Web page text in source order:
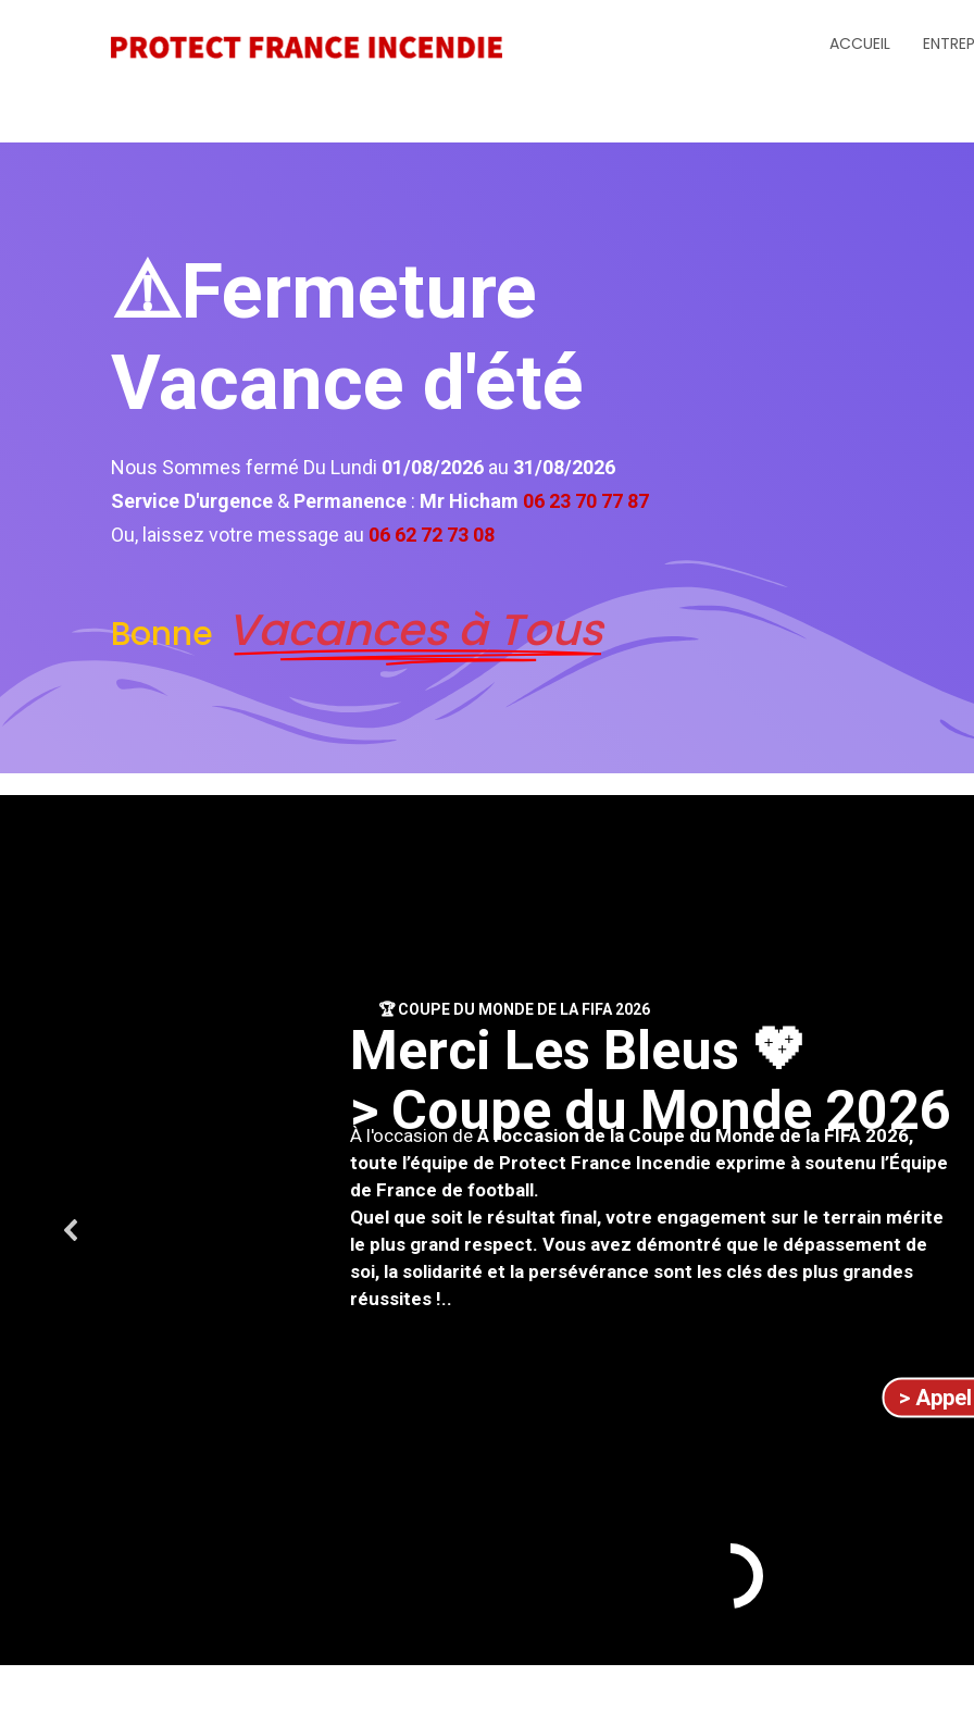
ACCUEIL
⚠️Fermeture
Vacance d'été
Nous Sommes fermé Du Lundi 01/08/2026 au 31/08/2026
Service D'urgence & Permanence : Mr Hicham 06 23 70 77 87
Ou, laissez votre message au 06 62 72 73 08
Bonne Vacances à Tous
>
À l'occasion deÀ l’occasion de la Coupe du Monde de la FIFA 2026,
toute l’équipe de Protect France Incendie exprime à soutenu l’Équipe
de France de football.
Quel que soit le résultat final, votre engagement sur le terrain mérite
le plus grand respect. Vous avez démontré que le dépassement de
soi, la solidarité et la persévérance sont les clés des plus grandes
réussites !..
Merci Les Bleus 💖
> Coupe du Monde 2026
🏆 COUPE DU MONDE DE LA FIFA 2026